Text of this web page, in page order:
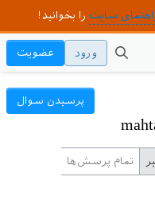
سایت را بخوانید!
ورود عضویت
پرسیدن سوال
تمام پرسش‌ها